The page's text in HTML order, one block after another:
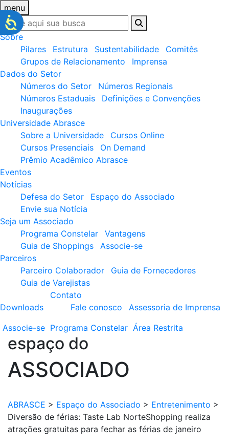
menu
Sobre
Pilares
Estrutura Sustentabilidade
Comitês
Grupos de Relacionamento
Imprensa
Dados do Setor
Números do Setor
Números Regionais
Números Estaduais
Definições e Convenções
Inaugurações
Universidade Abrasce
Sobre a Universidade
Cursos Online
Cursos Presenciais
On Demand
Prêmio Acadêmico Abrasce
Eventos
Notícias
Defesa do Setor
Espaço do Associado
Envie sua Notícia
Seja um Associado
Programa Constelar
Vantagens
Guia de Shoppings
Associe-se
Parceiros
Parceiro Colaborador
Guia de Fornecedores
Guia de Varejistas
Downloads
Contato
Fale conosco
Assessoria de Imprensa
Associe-se Programa Constelar Área Restrita
espaço do
ASSOCIADO
ABRASCE > Espaço do Associado > Entretenimento >
Diversão de férias: Taste Lab NorteShopping realiza
atrações gratuitas para fechar as férias de janeiro